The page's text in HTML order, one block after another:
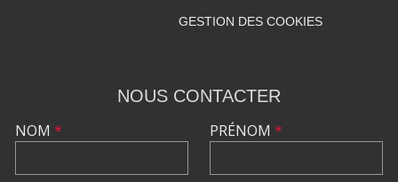
GESTION DES COOKIES
NOUS CONTACTER
NOM * PRÉNOM *